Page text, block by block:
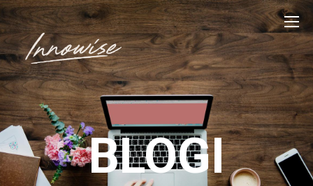
BLOGI